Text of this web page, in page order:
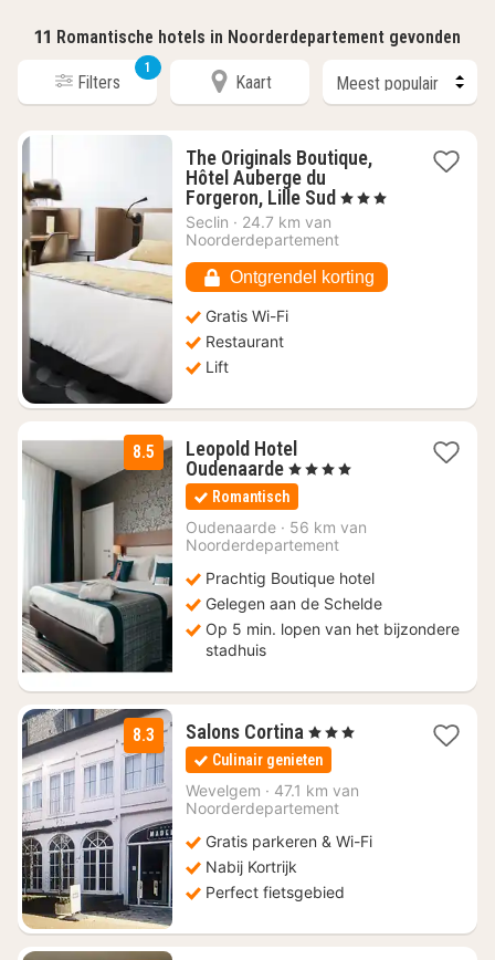
11 Romantische hotels in Noorderdepartement gevonden
Filters
1
Kaart
The Originals Boutique,
Hôtel Auberge du
Forgeron, Lille Sud 1
vanaf
83,22
, 3 Sterren
Seclin · 24.7 km van
Noorderdepartement
Ontgrendel korting
Gratis Wi-Fi
Restaurant
Lift
8.5
Leopold Hotel
Oudenaarde1
nacht
vanaf
€
114
, 4 Sterren
Romantisch
Oudenaarde · 56 km van
Noorderdepartement
Prachtig Boutique hotel
Gelegen aan de Schelde
Op 5 min. lopen van het bijzondere
stadhuis
8.3 Salons Cortina 1
nacht
vanaf
€
118
, 3 Sterren
Culinair genieten
Wevelgem · 47.1 km van
Noorderdepartement
Gratis parkeren & Wi-Fi
Nabij Kortrijk
Perfect fietsgebied